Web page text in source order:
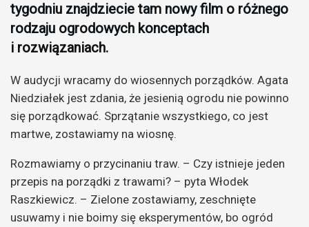
tygodniu znajdziecie tam nowy film o różnego
rodzaju ogrodowych konceptach
i rozwiązaniach.
W audycji wracamy do wiosennych porządków. Agata
Niedziałek jest zdania, że jesienią ogrodu nie powinno
się porządkować. Sprzątanie wszystkiego, co jest
martwe, zostawiamy na wiosnę.
Rozmawiamy o przycinaniu traw. – Czy istnieje jeden
przepis na porządki z trawami? – pyta Włodek
Raszkiewicz. – Zielone zostawiamy, zeschnięte
usuwamy i nie boimy się eksperymentów, bo ogród